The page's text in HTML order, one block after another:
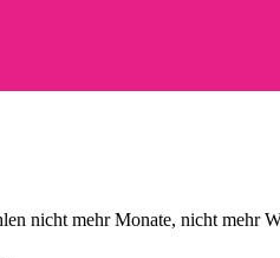
nicht mehr Monate, nicht mehr